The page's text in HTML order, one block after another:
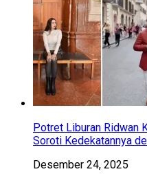
Potret Liburan Ridwan
Soroti Kedekatannya
Desember 24, 2025